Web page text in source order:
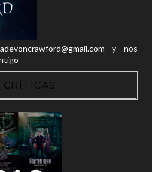
y nos
CRÍTICAS